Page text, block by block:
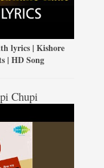
lyrics | Kishore
| HD Song
Chupi